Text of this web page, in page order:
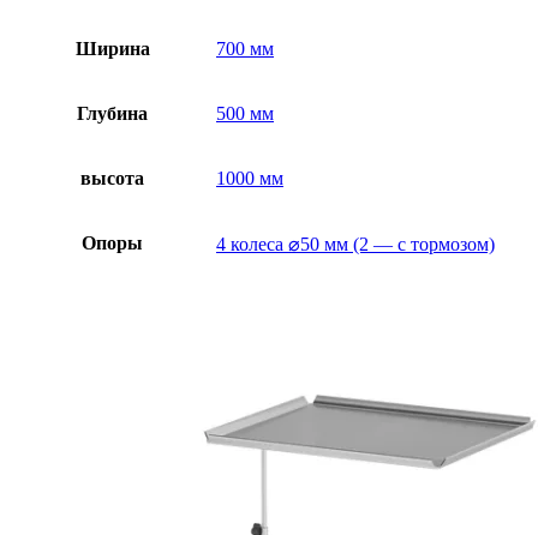
Ширина 700 мм
Глубина 500 мм
высота 1000 мм
Опоры 4 колеса ⌀50 мм (2 — с тормозом)